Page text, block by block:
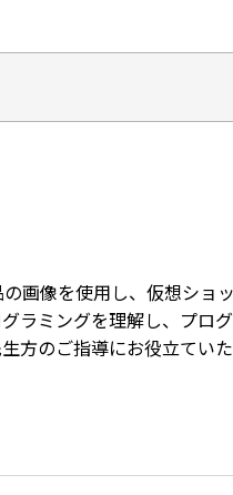
画像を使用し、仮想ショ
ラミングを理解し、プロ
方のご指導にお役立ていた